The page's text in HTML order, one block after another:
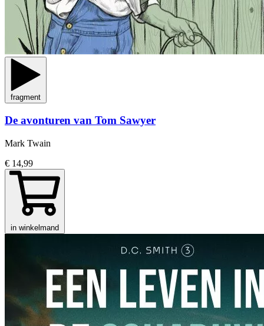
fragment
De avonturen van Tom Sawyer
Mark Twain
€ 14,99
in winkelmand